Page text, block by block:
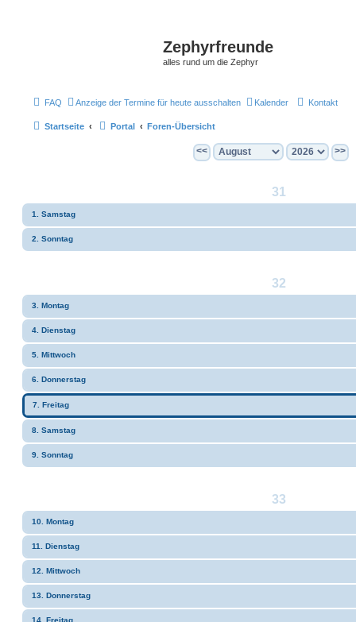
Zephyrfreunde
alles rund um die Zephyr
FAQ Anzeige der Termine für heute ausschalten Kalender Kontakt
Startseite Portal Foren-Übersicht
<< >>
31
1. Samstag
2. Sonntag
32
3. Montag
4. Dienstag
5. Mittwoch
6. Donnerstag
7. Freitag
8. Samstag
9. Sonntag
33
10. Montag
11. Dienstag
12. Mittwoch
13. Donnerstag
14. Freitag